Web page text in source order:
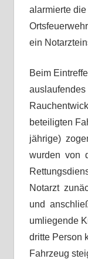
alarmierte
ein
Beim
beteiligten
jährige)
wurden von
Notarzt
und
umliegende
dritte Person
Fahrzeug